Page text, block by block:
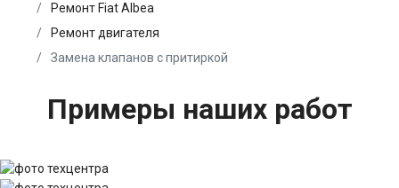
Ремонт Fiat Albea
Ремонт двигателя
Замена клапанов с притиркой
Примеры наших работ